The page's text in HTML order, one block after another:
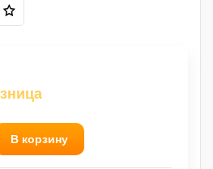
В корзину